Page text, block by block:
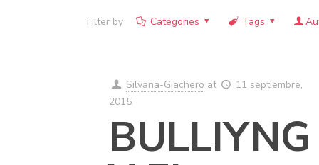
Filter by Categories Tags
Silvana-Giachero at
11 septiembre,
2015
BULLIYNG